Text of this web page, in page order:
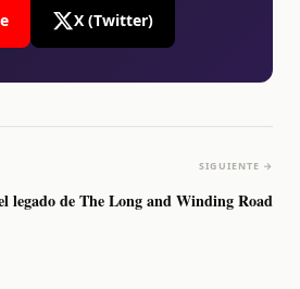
X (Twitter)
SIGUIENTE →
legado de The Long and Winding Road